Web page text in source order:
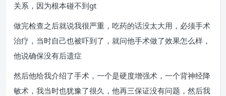
关系，因为根本碰不到gt
做完检查之后就说我很严重，吃药的话没太大用，必须手术
治疗，当时自己也被吓到了，就问他手术做了效果怎么样，
他说确保没有后遗症
然后他给我介绍了手术，一个是硬度增强术，一个背神经降
敏术，我当时也犹豫了很久，他再三保证没有问题，然后我